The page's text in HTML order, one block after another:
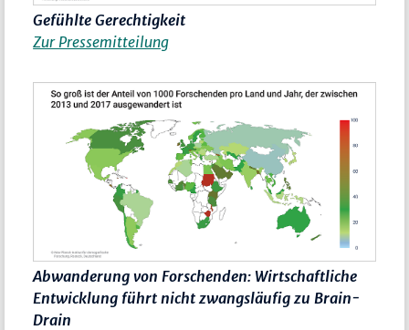
Gefühlte Gerechtigkeit
Zur Pressemitteilung
Abwanderung von Forschenden: Wirtschaftliche
Entwicklung führt nicht zwangsläufig zu Brain-
Drain